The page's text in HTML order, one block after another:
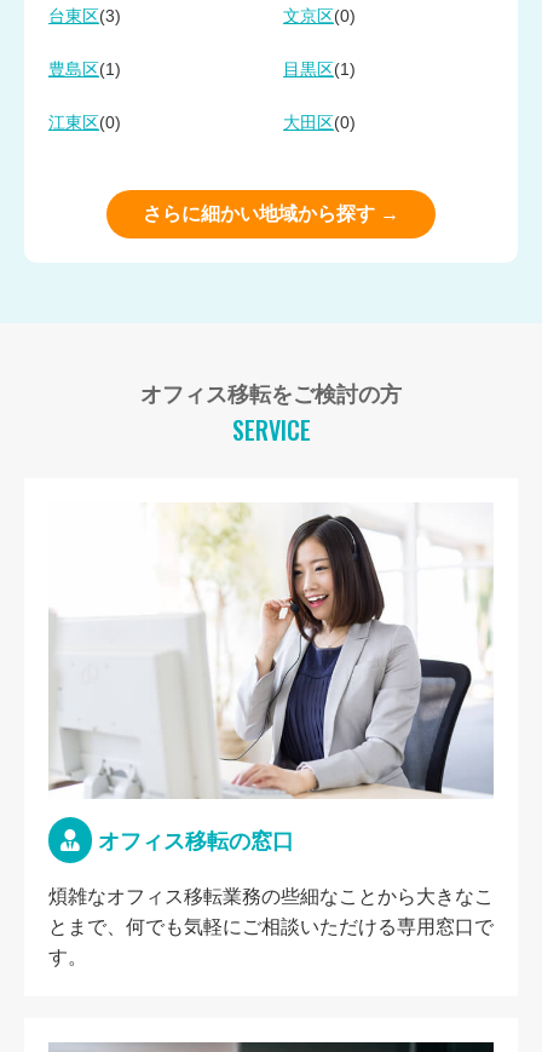
台東区 (3) 文京区 (0)
豊島区 (1) 目黒区 (1)
江東区 (0) 大田区 (0)
さらに細かい地域から探す →
オフィス移転をご検討の方
SERVICE
オフィス移転の窓口
煩雑なオフィス移転業務の些細なことから大きなこ
とまで、何でも気軽にご相談いただける専用窓口で
す。